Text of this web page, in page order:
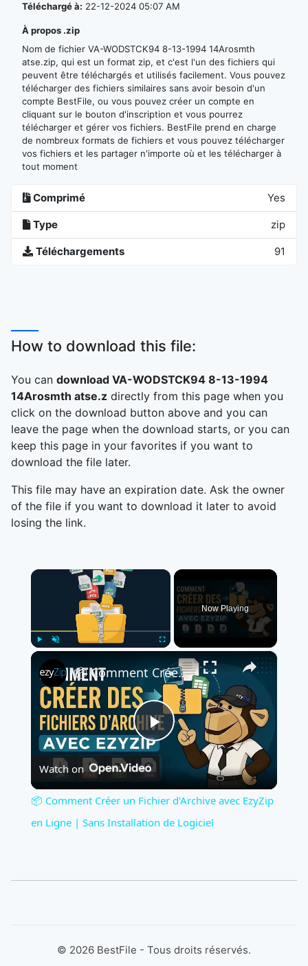
Téléchargé à: 22-12-2024 05:07 AM
À propos .zip
Nom de fichier VA-WODSTCK94 8-13-1994 14Arosmth
atse.zip, qui est un format zip, et c'est l'un des fichiers qui
peuvent être téléchargés et utilisés facilement. Vous pouvez
télécharger des fichiers similaires sans avoir besoin d'un
compte BestFile, ou vous pouvez créer un compte en
cliquant sur le bouton d'inscription et vous pourrez
télécharger et gérer vos fichiers. BestFile prend en charge
de nombreux formats de fichiers et vous pouvez télécharger
vos fichiers et les partager n'importe où et les télécharger à
tout moment
Comprimé Yes
Type zip
Téléchargements 91
How to download this file:
You can download VA-WODSTCK94 8-13-1994
14Arosmth atse.z directly from this page when you
click on the download button above and you can
leave the page when the download starts, or you can
keep this page in your favorites if you want to
download the file later.
This file may have an expiration date. Ask the owner
of the file if you want to download it later to avoid
losing the link.
×
Now Playing
×
Play
Video
📦 Comment Créer un Fichier d'Archive avec EzyZip en Ligne | Sans Installation de Logiciel
Watch on
📦 Comment Créer un Fichier d'Archive avec EzyZip
en Ligne | Sans Installation de Logiciel
© 2026 BestFile - Tous droits réservés.